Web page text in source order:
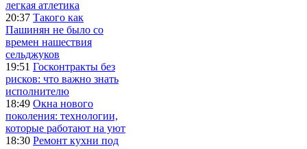
легкая атлетика
20:37 Такого как
Пашинян не было со
времен нашествия
сельджуков
19:51 Госконтракты без
рисков: что важно знать
исполнителю
18:49 Окна нового
поколения: технологии,
которые работают на уют
18:30 Ремонт кухни под